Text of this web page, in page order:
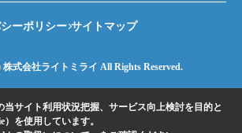
ーポリシー サイトマップ
式会社ライトミライ All Rights Reserved.
当サイト利用状況把握、サービス向上検討を目的と
を使用しています。